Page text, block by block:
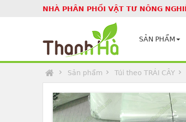
NHÀ PHÂN PHỐI VẬT TƯ NÔNG
SẢN PHẨM
Sản phẩm Túi theo TRÁI CÂY